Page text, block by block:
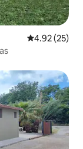
Calificación
4.92 (25)